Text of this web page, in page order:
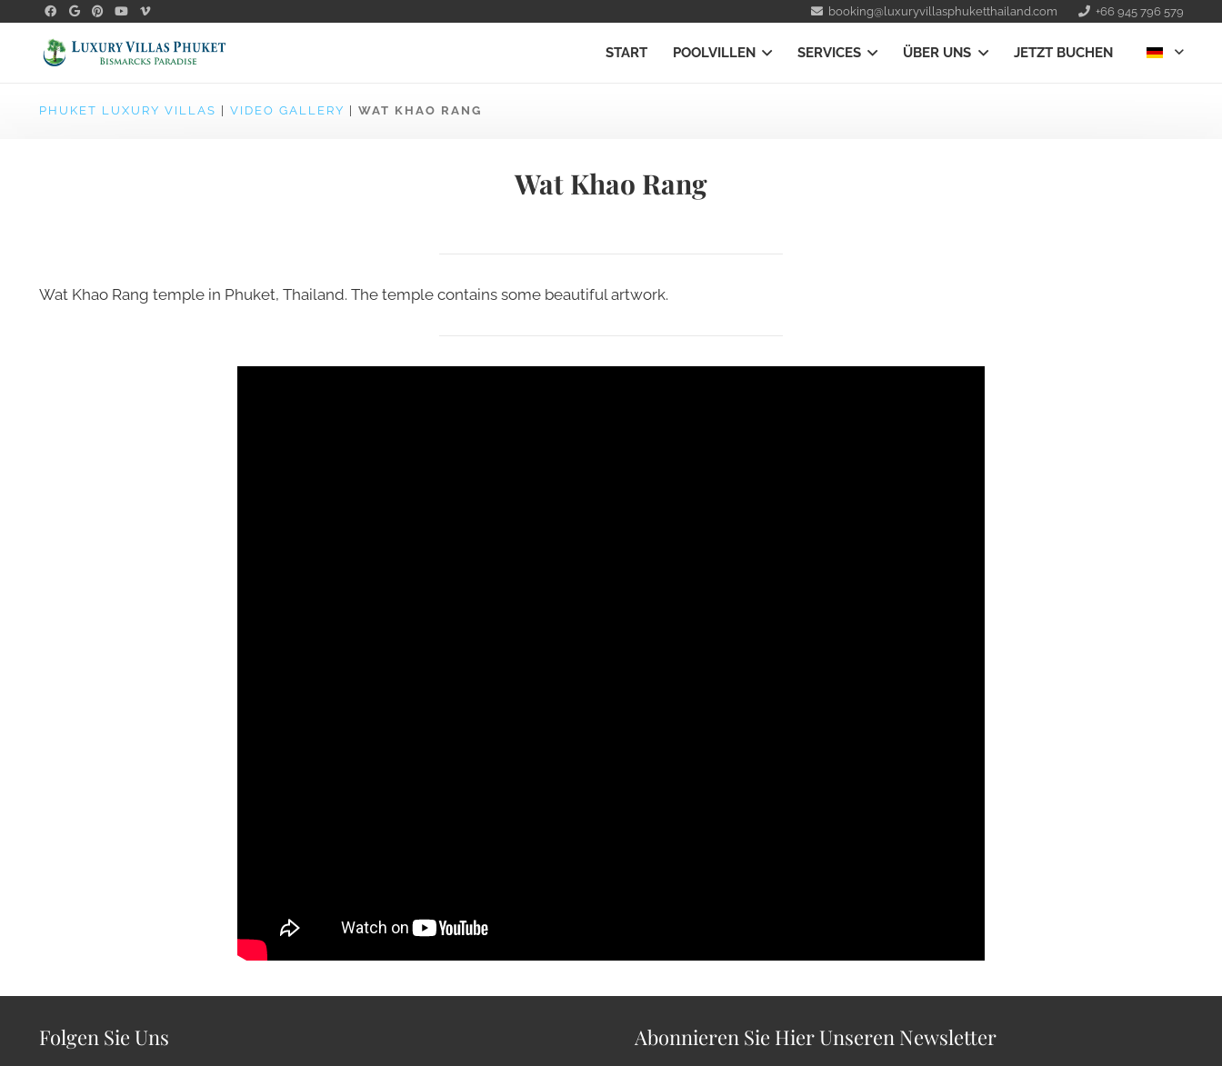
booking@luxuryvillasphuketthailand.com +66 945 796 579
START POOLVILLEN SERVICES ÜBER UNS JETZT BUCHEN
PHUKET LUXURY VILLAS VIDEO GALLERY WAT KHAO RANG
Wat Khao Rang
Wat Khao Rang temple in Phuket, Thailand. The temple contains some beautiful artwork.
Folgen Sie Uns Abonnieren Sie Hier Unseren Newsletter